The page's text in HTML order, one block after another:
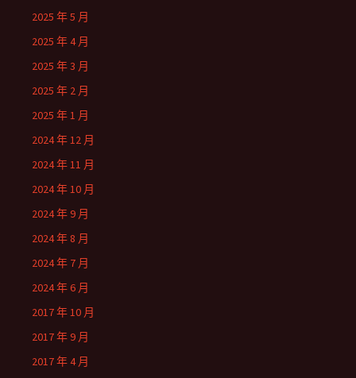
2025 年 5 月
2025 年 4 月
2025 年 3 月
2025 年 2 月
2025 年 1 月
2024 年 12 月
2024 年 11 月
2024 年 10 月
2024 年 9 月
2024 年 8 月
2024 年 7 月
2024 年 6 月
2017 年 10 月
2017 年 9 月
2017 年 4 月